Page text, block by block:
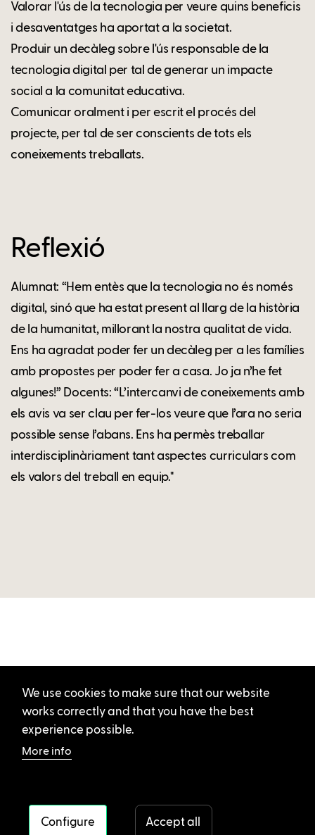
Valorar l'ús de la tecnologia per veure quins beneficis
i desaventatges ha aportat a la societat.
Produir un decàleg sobre l'ús responsable de la
tecnologia digital per tal de generar un impacte
social a la comunitat educativa.
Comunicar oralment i per escrit el procés del
projecte, per tal de ser conscients de tots els
coneixements treballats.
Reflexió
Alumnat: “Hem entès que la tecnologia no és només
digital, sinó que ha estat present al llarg de la història
de la humanitat, millorant la nostra qualitat de vida.
Ens ha agradat poder fer un decàleg per a les famílies
amb propostes per poder fer a casa. Jo ja n’he fet
algunes!” Docents: “L’intercanvi de coneixements amb
els avis va ser clau per fer-los veure que l’ara no seria
possible sense l’abans. Ens ha permès treballar
interdisciplinàriament tant aspectes curriculars com
els valors del treball en equip."
We use cookies to make sure that our website
works correctly and that you have the best
experience possible.
More info
Configure Accept all